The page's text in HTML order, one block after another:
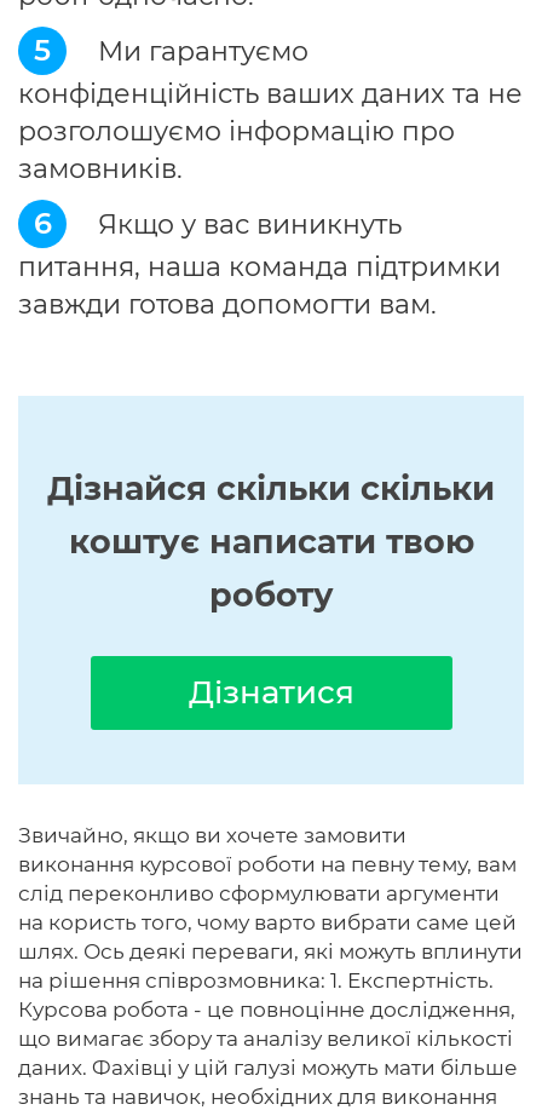
5
Ми гарантуємо
конфіденційність ваших даних та не
розголошуємо інформацію про
замовників.
6
Якщо у вас виникнуть
питання, наша команда підтримки
завжди готова допомогти вам.
Дізнайся скільки скільки
коштує написати твою
роботу
Дізнатися
Звичайно, якщо ви хочете замовити
виконання курсової роботи на певну тему, вам
слід переконливо сформулювати аргументи
на користь того, чому варто вибрати саме цей
шлях. Ось деякі переваги, які можуть вплинути
на рішення співрозмовника: 1. Експертність.
Курсова робота - це повноцінне дослідження,
що вимагає збору та аналізу великої кількості
даних. Фахівці у цій галузі можуть мати більше
знань та навичок, необхідних для виконання